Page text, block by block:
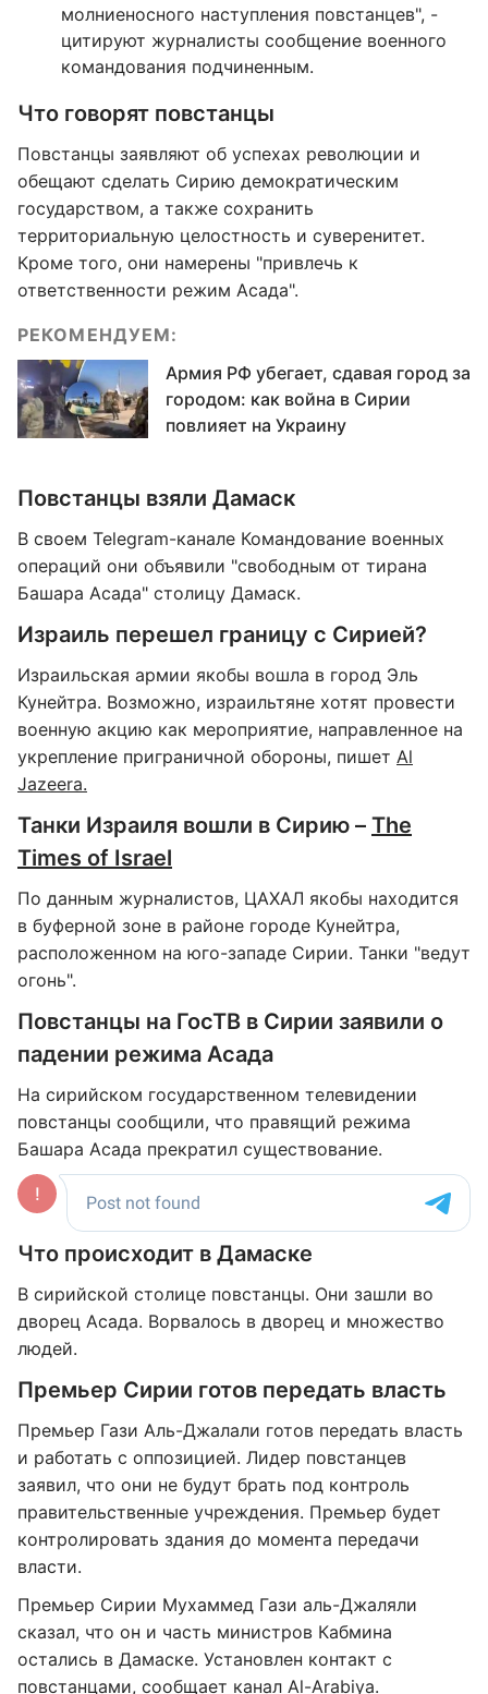
молниеносного наступления повстанцев", -
цитируют журналисты сообщение военного
командования подчиненным.
Что говорят повстанцы
Повстанцы заявляют об успехах революции и
обещают сделать Сирию демократическим
государством, а также сохранить
территориальную целостность и суверенитет.
Кроме того, они намерены "привлечь к
ответственности режим Асада".
РЕКОМЕНДУЕМ:
Армия РФ убегает, сдавая город за
городом: как война в Сирии
повлияет на Украину
Повстанцы взяли Дамаск
В своем Telegram-канале Командование военных
операций они объявили "свободным от тирана
Башара Асада" столицу Дамаск.
Израиль перешел границу с Сирией?
Израильская армии якобы вошла в город Эль
Кунейтра. Возможно, израильтяне хотят провести
военную акцию как мероприятие, направленное на
укрепление приграничной обороны, пишет Al
Jazeera.
Танки Израиля вошли в Сирию – The
Times of Israel
По данным журналистов, ЦАХАЛ якобы находится
в буферной зоне в районе городе Кунейтра,
расположенном на юго-западе Сирии. Танки "ведут
огонь".
Повстанцы на ГосТВ в Сирии заявили о
падении режима Асада
На сирийском государственном телевидении
повстанцы сообщили, что правящий режима
Башара Асада прекратил существование.
Что происходит в Дамаске
В сирийской столице повстанцы. Они зашли во
дворец Асада. Ворвалось в дворец и множество
людей.
Премьер Сирии готов передать власть
Премьер Гази Аль-Джалали готов передать власть
и работать с оппозицией. Лидер повстанцев
заявил, что они не будут брать под контроль
правительственные учреждения. Премьер будет
контролировать здания до момента передачи
власти.
Премьер Сирии Мухаммед Гази аль-Джаляли
сказал, что он и часть министров Кабмина
остались в Дамаске. Установлен контакт с
повстанцами, сообщает канал Al-Arabiya.